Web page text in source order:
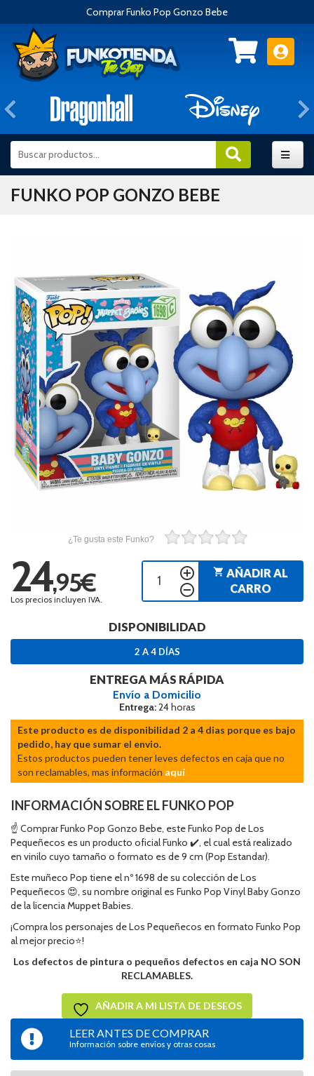
Comprar Funko Pop Gonzo Bebe
Anterior
FUNKO POP GONZO BEBE
¿Te gusta este Funko?
24,95€
Los precios incluyen IVA.
add_circle_outline
remove_circle_outline
shopping_cart AÑADIR AL
CARRO
DISPONIBILIDAD
2 A 4 DÍAS
ENTREGA MÁS RÁPIDA
Envío a Domicilio
Entrega:24 horas
Este producto es de disponibilidad 2 a 4 dias porque es bajo
pedido, hay que sumar el envio.
Estos productos pueden tener leves defectos en caja que no
son reclamables, mas información aquí
INFORMACIÓN SOBRE EL FUNKO POP
☝ Comprar Funko Pop Gonzo Bebe, este Funko Pop de Los
Pequeñecos es un producto oficial Funko ✔️, el cual está realizado
en vinilo cuyo tamaño o formato es de 9 cm (Pop Estandar).
Este muñeco Pop tiene el nº 1698 de su colección de Los
Pequeñecos 😍, su nombre original es Funko Pop Vinyl Baby Gonzo
de la licencia Muppet Babies.
¡Compra los personajes de Los Pequeñecos en formato Funko Pop
al mejor precio⭐!
Los defectos de pintura o pequeños defectos en caja NO SON
RECLAMABLES.
AÑADIR A MI LISTA DE DESEOS
LEER ANTES DE COMPRAR
Información sobre envíos y otras cosas